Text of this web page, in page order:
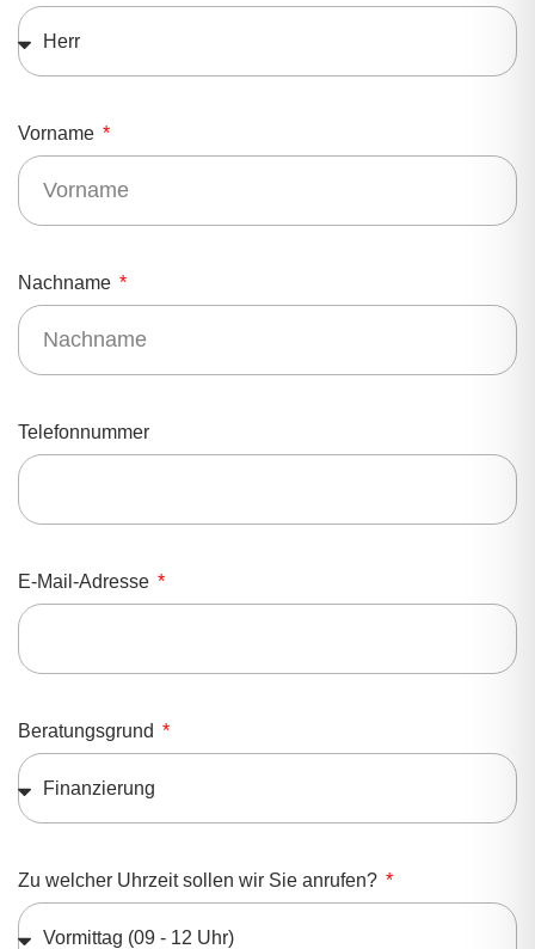
Vorname
Nachname
Telefonnummer
E-Mail-Adresse
Beratungsgrund
Zu welcher Uhrzeit sollen wir Sie anrufen?